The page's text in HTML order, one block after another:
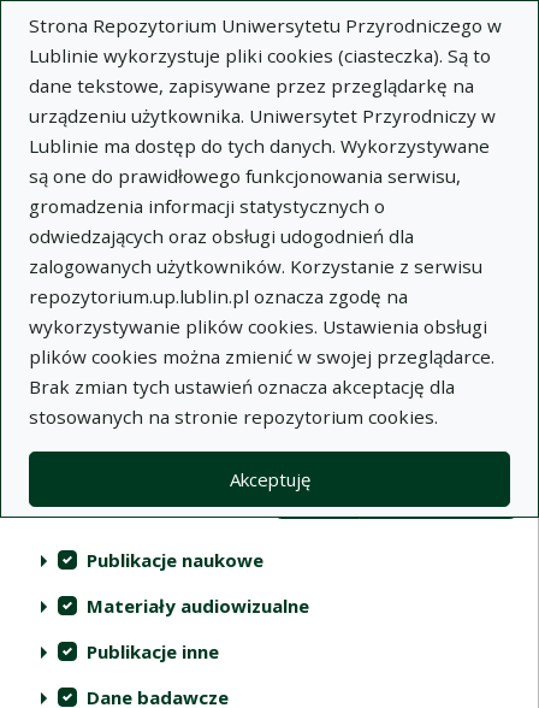
Strona Repozytorium Uniwersytetu Przyrodniczego w
Lublinie wykorzystuje pliki cookies (ciasteczka). Są to
dane tekstowe, zapisywane przez przeglądarkę na
urządzeniu użytkownika. Uniwersytet Przyrodniczy w
Lublinie ma dostęp do tych danych. Wykorzystywane
są one do prawidłowego funkcjonowania serwisu,
gromadzenia informacji statystycznych o
odwiedzających oraz obsługi udogodnień dla
zalogowanych użytkowników. Korzystanie z serwisu
repozytorium.up.lublin.pl oznacza zgodę na
wykorzystywanie plików cookies. Ustawienia obsługi
plików cookies można zmienić w swojej przeglądarce.
Brak zmian tych ustawień oznacza akceptację dla
stosowanych na stronie repozytorium cookies.
Akceptuję
Wyszukaj
Repozytorium Uniwersytetu
Przyrodniczego w Lublinie
Kolekcje
Lista wyników wyszukiwania
Filtry wyszukiwania (automatyczne
Akcje na kolekcjach
Kolekcje (automatyczne przeładowanie treści)
Publikacje naukowe
Materiały audiowizualne
Publikacje inne
Dane badawcze